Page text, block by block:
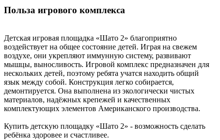
Польза игрового комплекса
Детская игровая площадка «Шато 2» благоприятно
воздействует на общее состояние детей. Играя на свежем
воздухе, они укрепляют иммунную систему, развивают
мышцы, выносливость. Игровой комплекс предназначен для
нескольких детей, поэтому ребята учатся находить общий
язык между собой. Конструкция легко собирается,
демонтируется. Она выполнена из экологически чистых
материалов, надёжных крепежей и качественных
комплектующих элементов Американского производства.
Купить детскую площадку «Шато 2» - возможность сделать
ребёнка здоровее и счастливее.